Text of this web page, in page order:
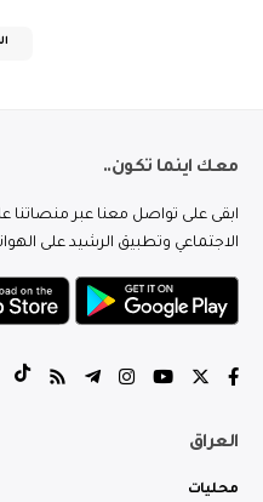
معك اينما تكون..
ابقى على تواصل معنا عبر منصاتنا
الاجتماعي وتطبيق الرشيد على
العراق
محليات